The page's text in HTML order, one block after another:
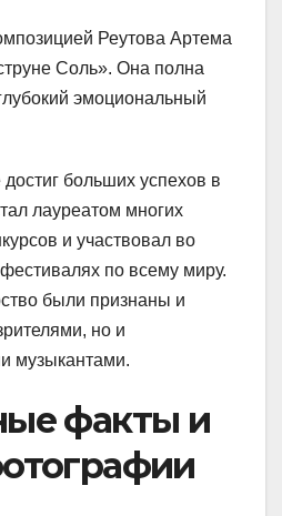
Реутова Артема
Соль». Она полна
эмоциональный
больших успехов в
лауреатом многих
и участвовал во
по всему миру.
были признаны и
но и
музыкантами.
факты и